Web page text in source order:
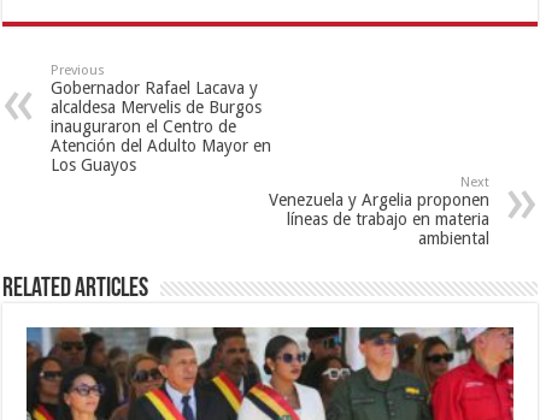
Previous
Gobernador Rafael Lacava y
alcaldesa Mervelis de Burgos
inauguraron el Centro de
Atención del Adulto Mayor en
Los Guayos
Next
Venezuela y Argelia proponen
líneas de trabajo en materia
ambiental
Related Articles